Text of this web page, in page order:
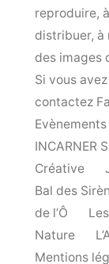
reproduire,
distribuer, à
des images
Si vous
contactez
Evènements
INCARNER
Créative
Bal des
de l’Ô
Nature
Mentions